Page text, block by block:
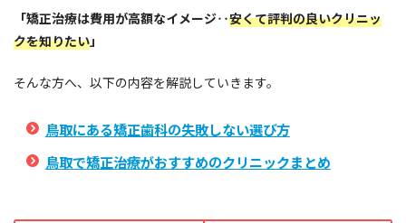
「矯正治療は費用が高額なイメージ‥安くて評判の良いクリニッ
クを知りたい」
そんな方へ、以下の内容を解説していきます。
鳥取にある矯正歯科の失敗しない選び方
鳥取で矯正治療がおすすめのクリニックまとめ